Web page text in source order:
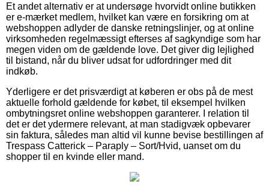
Et andet alternativ er at undersøge hvorvidt online butikken
er e-mærket medlem, hvilket kan være en forsikring om at
webshoppen adlyder de danske retningslinjer, og at online
virksomheden regelmæssigt efterses af sagkyndige som har
megen viden om de gældende love. Det giver dig lejlighed
til bistand, når du bliver udsat for udfordringer med dit
indkøb.
Yderligere er det prisværdigt at køberen er obs på de mest
aktuelle forhold gældende for købet, til eksempel hvilken
ombytningsret online webshoppen garanterer. I relation til
det er det ydermere relevant, at man stadigvæk opbevarer
sin faktura, således man altid vil kunne bevise bestillingen af
Trespass Catterick – Paraply – Sort/Hvid, uanset om du
shopper til en kvinde eller mand.